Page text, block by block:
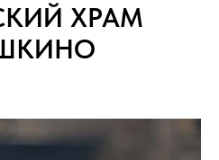
ХРАМ